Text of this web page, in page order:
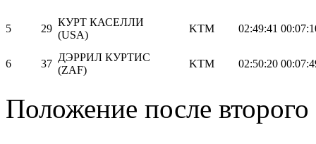
5 29
КУРТ КАСЕЛЛИ
(USA)
KTM 02:49:41
6 37
ДЭРРИЛ КУРТИС
(ZAF)
KTM 02:50:20
Положение после второго